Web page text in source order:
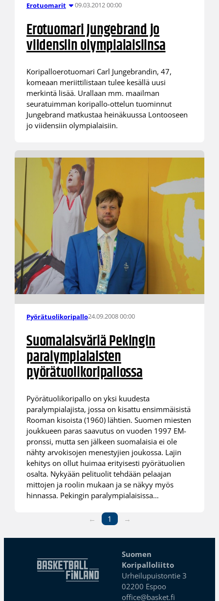
Erotuomarit 09.03.2012 00:00
Erotuomari Jungebrand jo
viidensiin olympialaisiinsa
Koripalloerotuomari Carl Jungebrandin, 47,
komeaan meriittilistaan tulee kesällä uusi
merkintä lisää. Urallaan mm. maailman
seuratuimman koripallo-ottelun tuominnut
Jungebrand matkustaa heinäkuussa Lontooseen
jo viidensiin olympialaisiin.
Pyörätuolikoripallo24.09.2008 00:00
Suomalaisväriä Pekingin
paralympialaisten
pyörätuolikoripallossa
Pyörätuolikoripallo on yksi kuudesta
paralympialajista, jossa on kisattu ensimmäisistä
Rooman kisoista (1960) lähtien. Suomen miesten
joukkueen paras saavutus on vuoden 1997 EM-
pronssi, mutta sen jälkeen suomalaisia ei ole
nähty arvokisojen menestyjien joukossa. Lajin
kehitys on ollut huimaa erityisesti pyörätuolien
osalta. Nykyään pelituolit tehdään pelaajan
mittojen ja roolin mukaan ja se näkyy myös
hinnassa. Pekingin paralympialaisissa…
← 1 →
Suomen
Koripalloliitto
Urheilupuistontie 3
02200 Espoo
office@basket.fi